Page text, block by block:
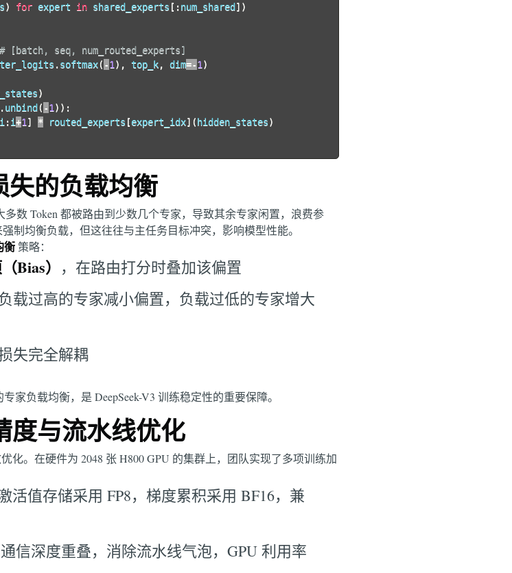
) for expert in shared_experts [ : num_shared] )
# [batch, seq, num_routed_experts]
. softmax( -1 ) , top_k, dim=-1 )
)
. unbind( -1 ) ) :
i : i+1 ] * routed_experts [expert_idx] (hidden_states)
失的负载均衡
数 Token 都被路由到少数几个专家，导致其余专家闲置，浪费参
制均衡负载，但这往往与主任务目标冲突，影响模型性能。
衡 策略：
Bias） ，在路由打分时叠加该偏置
载过高的专家减小偏置，负载过低的专家增大
失完全解耦
负载均衡，是 DeepSeek-V3 训练稳定性的重要保障。
度与流水线优化
化。在硬件为 2048 张 H800 GPU 的集群上，团队实现了多项训练加
活值存储采用 FP8，梯度累积采用 BF16，兼
信深度重叠，消除流水线气泡，GPU 利用率